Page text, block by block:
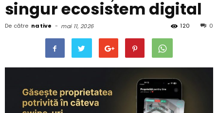
singur ecosistem digital
De către native - mai 11, 2026 0
120